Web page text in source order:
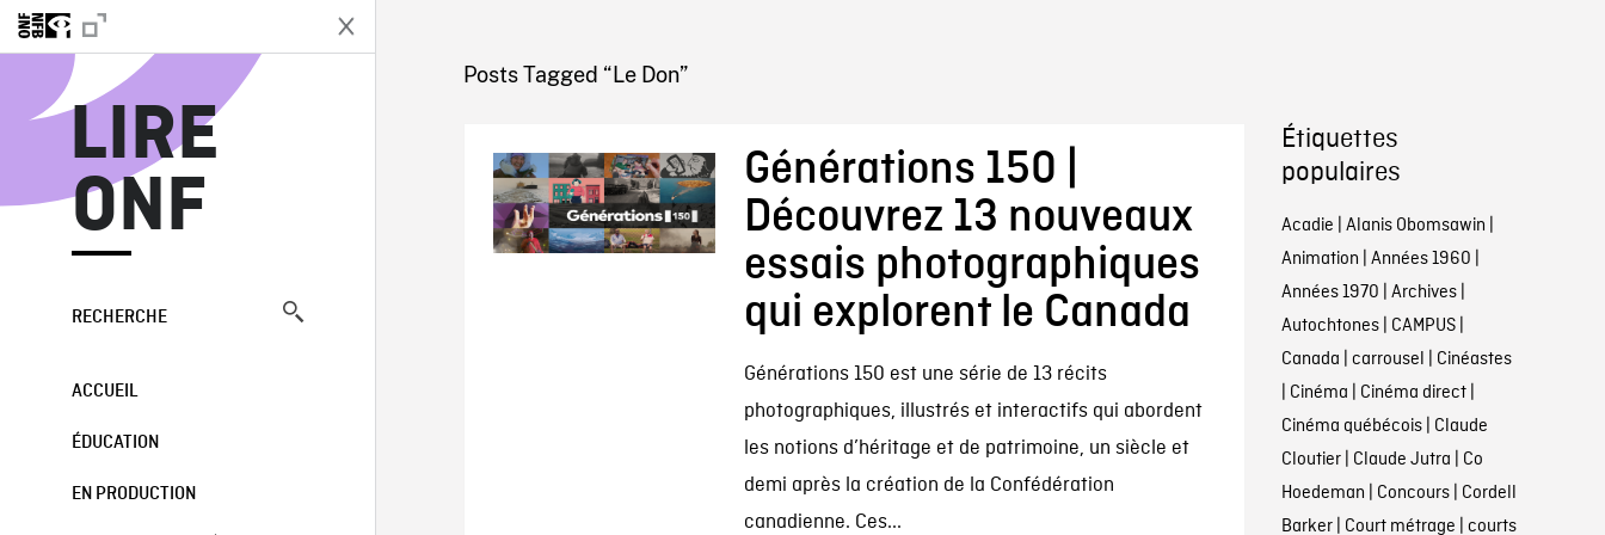
LIRE
ONF
RECHERCHE
ACCUEIL
ÉDUCATION
EN PRODUCTION
LIRE ONF
Posts Tagged “Le Don”
Générations 150 |
Découvrez 13 nouveaux
essais photographiques
qui explorent le Canada
Générations 150 est une série de 13 récits
photographiques, illustrés et interactifs qui abordent
les notions d’héritage et de patrimoine, un siècle et
demi après la création de la Confédération
canadienne. Ces...
Étiquettes
populaires
Acadie | Alanis Obomsawin |
Animation | Années 1960 |
Années 1970 | Archives|
Autochtones| CAMPUS|
Canada | carrousel | Cinéastes
| Cinéma | Cinéma direct|
Cinéma québécois| Claude
Cloutier| Claude Jutra | Co
Hoedeman | Concours| Cordell
Barker| Court métrage | courts